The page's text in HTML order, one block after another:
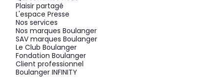
Plaisir partagé
L'espace Presse
Nos services
Nos marques Boulanger
SAV marques Boulanger
Le Club Boulanger
Fondation Boulanger
Client professionnel
Boulanger INFINITY